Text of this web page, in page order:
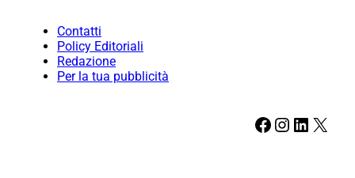
Contatti
Policy Editoriali
Redazione
Per la tua pubblicità
Facebook Instagram LinkedIn X